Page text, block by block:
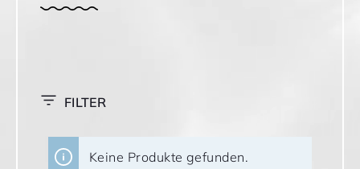
FILTER
Keine Produkte gefunden.